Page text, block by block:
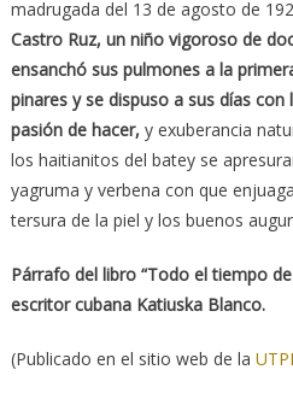
madrugada del 13 de agosto de
Castro Ruz, un niño vigoroso de
ensanchó sus pulmones a la
pinares y se dispuso a sus días
pasión de hacer, y exuberancia
los haitianitos del batey se
yagruma y verbena con que
tersura de la piel y los buenos
Párrafo del libro “Todo el tiempo
escritor cubana Katiuska Blanco.
(Publicado en el sitio web de la